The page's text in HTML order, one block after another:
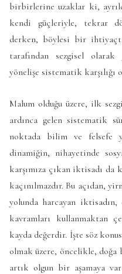
birbirlerine uzaklar ki,
kendi güçleriyle, tekrar
derken, böylesi bir
tarafından sezgisel
yönelişe sistematik karşılığı
Malum olduğu üzere, ilk
ardınca gelen sistematik
noktada bilim ve felsefe
dinamiğin, nihayetinde
karşımıza çıkan iktisadı
kaçınılmazdır. Bu açıdan,
yolunda harcayan
kavramları kullanmaktan
kayda değerdir. İşte söz
olmak üzere, öncelikle,
artık olgun bir aşamaya